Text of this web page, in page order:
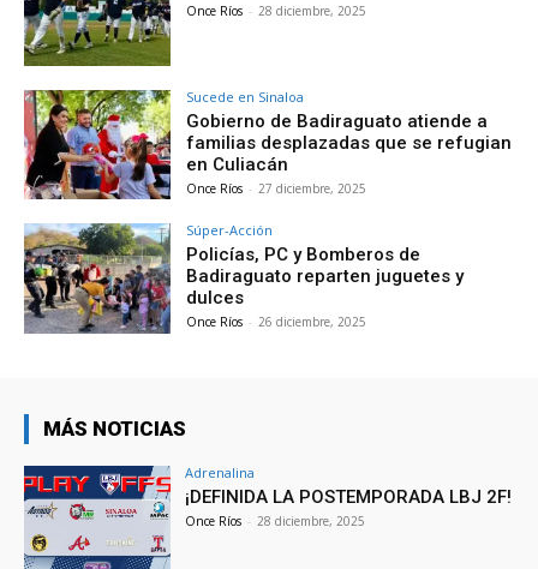
Once Ríos - 28 diciembre, 2025
Sucede en Sinaloa
Gobierno de Badiraguato atiende a
familias desplazadas que se refugian
en Culiacán
Once Ríos - 27 diciembre, 2025
Súper-Acción
Policías, PC y Bomberos de
Badiraguato reparten juguetes y
dulces
Once Ríos - 26 diciembre, 2025
MÁS NOTICIAS
Adrenalina
¡DEFINIDA LA POSTEMPORADA LBJ 2F!
Once Ríos - 28 diciembre, 2025